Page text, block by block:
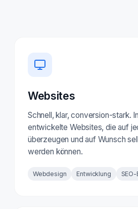
Websites
Schnell, klar, conversion-stark.
entwickelte Websites, die auf
überzeugen und auf Wunsch
werden können.
Webdesign Entwicklung SEO-